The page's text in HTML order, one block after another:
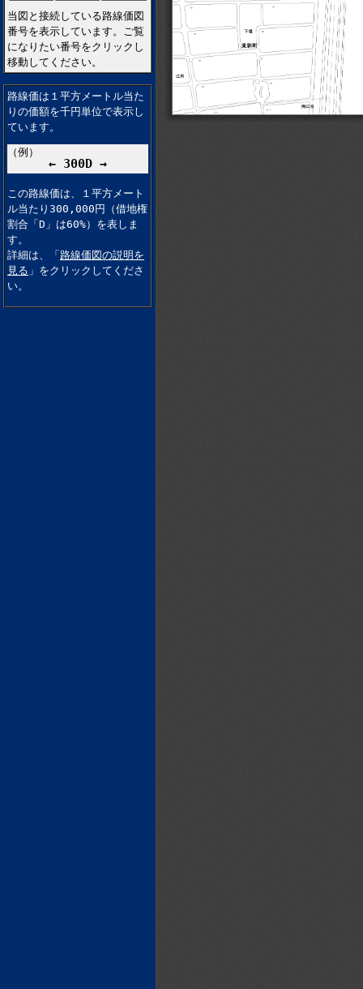
当図と接続している路線価図
番号を表示しています。ご覧
になりたい番号をクリックし
移動してください。
路線価は１平方メートル当た
りの価額を千円単位で表示し
ています。
（例）
← 300D →
この路線価は、１平方メート
ル当たり300,000円（借地権
割合「D」は60%）を表しま
す。
詳細は、「 路線価図の説明を
見る 」をクリックしてくださ
い。